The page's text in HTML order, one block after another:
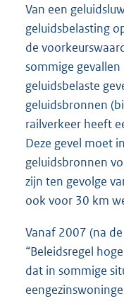
Van een
geluidsbelasting
de
sommige
geluidsbelaste
geluidsbronnen
railverkeer heeft
Deze gevel moet
geluidsbronnen
zijn ten gevolge
ook voor 30 km
Vanaf 2007 (na
“Beleidsregel
dat in sommige